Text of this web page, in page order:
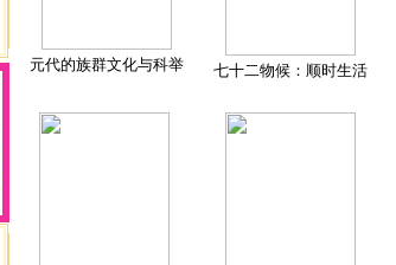
元代的族群文化与科举 七十二物候：顺时生活